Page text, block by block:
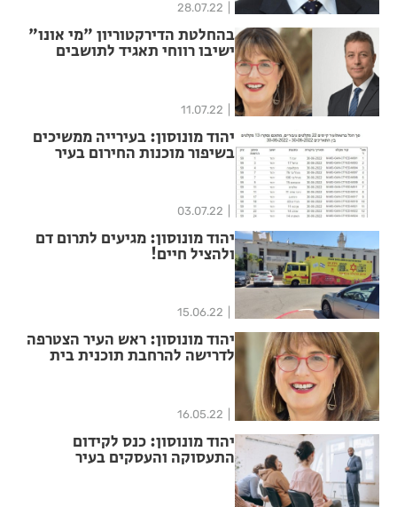
28.07.22
בהחלטת הדירקטוריון "מי אונו"
ישיבו רווחי תאגיד לתושבים
11.07.22
יהוד מונוסון: בעירייה ממשיכים
בשיפור מוכנות החירום בעיר
03.07.22
יהוד מונוסון: מגיעים לתרום דם
ולהציל חיים!
15.06.22
יהוד מונוסון: ראש העיר הצטרפה
לדרישה להרחבת תוכנית בית
16.05.22
יהוד מונוסון: כנס לקידום
התעסוקה והעסקים בעיר